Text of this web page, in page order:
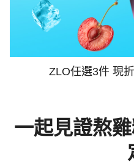
ZLO任選3件 現
一起見證熬